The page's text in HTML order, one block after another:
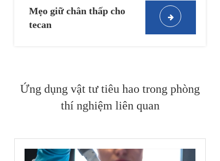
Mẹo giữ chân thấp cho
tecan
Ứng dụng vật tư tiêu hao trong phòng
thí nghiệm liên quan